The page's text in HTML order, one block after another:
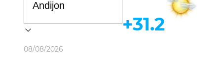
Ob-havo
08/08/2026
+31.2